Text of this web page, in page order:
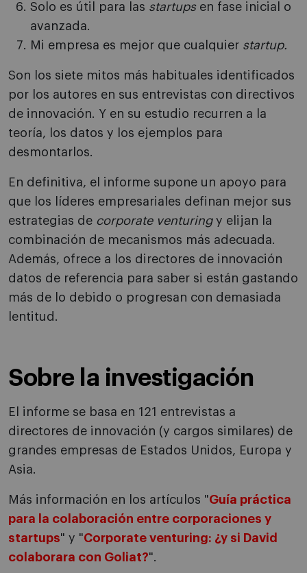
Solo es útil para las startupsen fase inicial o
avanzada.
Mi empresa es mejor que cualquier startup.
Son los siete mitos más habituales identificados
por los autores en sus entrevistas con directivos
de innovación. Y en su estudio recurren a la
teoría, los datos y los ejemplos para
desmontarlos.
En definitiva, el informe supone un apoyo para
que los líderes empresariales definan mejor sus
estrategias de corporate venturing y elijan la
combinación de mecanismos más adecuada.
Además, ofrece a los directores de innovación
datos de referencia para saber si están gastando
más de lo debido o progresan con demasiada
lentitud.
Sobre la investigación
El informe se basa en 121 entrevistas a
directores de innovación (y cargos similares) de
grandes empresas de Estados Unidos, Europa y
Asia.
Más información en los artículos "Guía práctica
para la colaboración entre corporaciones y
startups" y "Corporate venturing: ¿y si David
colaborara con Goliat?".